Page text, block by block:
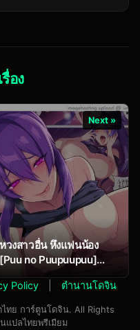
อง
Next »
หวงสาวอื่น หึงแฟนน้อง
[Puu no Puupuupuu]
Kyou sei Renai Ore to
Ane no Yuganda Kankei
Policy ตำนานโดจิน
ทย การ์ตูนโดจิน. All Rights
แปลไทยพรีเมียม